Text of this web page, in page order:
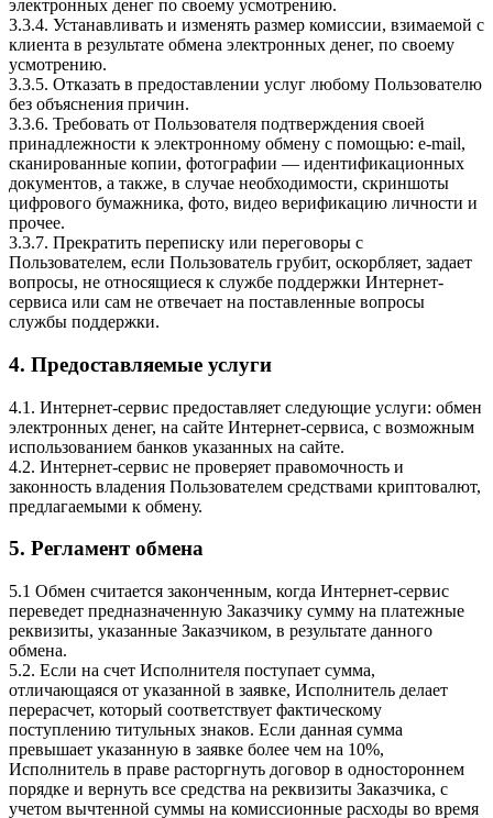
электронных денег по своему усмотрению.
3.3.4. Устанавливать и изменять размер комиссии, взимаемой с
клиента в результате обмена электронных денег, по своему
усмотрению.
3.3.5. Отказать в предоставлении услуг любому Пользователю
без объяснения причин.
3.3.6. Требовать от Пользователя подтверждения своей
принадлежности к электронному обмену с помощью: e-mail,
сканированные копии, фотографии — идентификационных
документов, а также, в случае необходимости, скриншоты
цифрового бумажника, фото, видео верификацию личности и
прочее.
3.3.7. Прекратить переписку или переговоры с
Пользователем, если Пользователь грубит, оскорбляет, задает
вопросы, не относящиеся к службе поддержки Интернет-
сервиса или сам не отвечает на поставленные вопросы
службы поддержки.
4. Предоставляемые услуги
4.1. Интернет-сервис предоставляет следующие услуги: обмен
электронных денег, на сайте Интернет-сервиса, с возможным
использованием банков указанных на сайте.
4.2. Интернет-сервис не проверяет правомочность и
законность владения Пользователем средствами криптовалют,
предлагаемыми к обмену.
5. Регламент обмена
5.1 Обмен считается законченным, когда Интернет-сервис
переведет предназначенную Заказчику сумму на платежные
реквизиты, указанные Заказчиком, в результате данного
обмена.
5.2. Если на счет Исполнителя поступает сумма,
отличающаяся от указанной в заявке, Исполнитель делает
перерасчет, который соответствует фактическому
поступлению титульных знаков. Если данная сумма
превышает указанную в заявке более чем на 10%,
Исполнитель в праве расторгнуть договор в одностороннем
порядке и вернуть все средства на реквизиты Заказчика, с
учетом вычтенной суммы на комиссионные расходы во время